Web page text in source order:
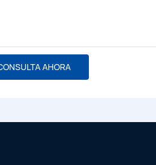
AHORA